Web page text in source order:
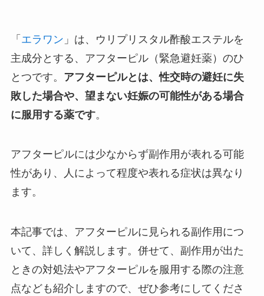
「 エラワン 」は、ウリプリスタル酢酸エステルを
主成分とする、アフターピル（緊急避妊薬）のひ
とつです。 アフターピルとは、性交時の避妊に失
敗した場合や、望まない妊娠の可能性がある場合
に服用する薬です。
アフターピルには少なからず副作用が表れる可能
性があり、人によって程度や表れる症状は異なり
ます。
本記事では、アフターピルに見られる副作用につ
いて、詳しく解説します。併せて、副作用が出た
ときの対処法やアフターピルを服用する際の注意
点なども紹介しますので、ぜひ参考にしてくださ